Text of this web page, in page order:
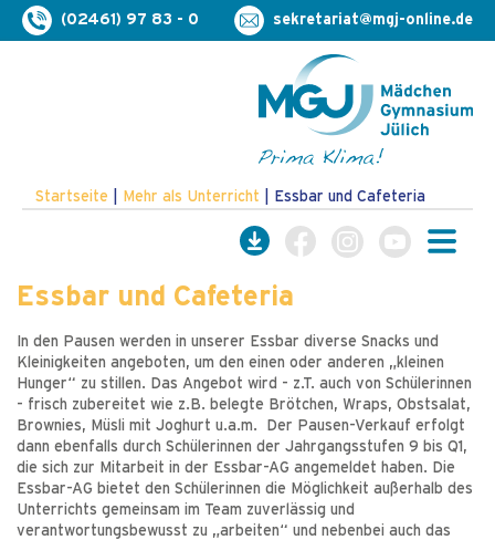
(02461) 97 83 - 0 sekretariat@mgj-online.de
Startseite Mehr als Unterricht Essbar und Cafeteria
Essbar und Cafeteria
In den Pausen werden in unserer Essbar diverse Snacks und
Kleinigkeiten angeboten, um den einen oder anderen „kleinen
Hunger“ zu stillen. Das Angebot wird - z.T. auch von Schülerinnen
- frisch zubereitet wie z.B. belegte Brötchen, Wraps, Obstsalat,
Brownies, Müsli mit Joghurt u.a.m. Der Pausen-Verkauf erfolgt
dann ebenfalls durch Schülerinnen der Jahrgangsstufen 9 bis Q1,
die sich zur Mitarbeit in der Essbar-AG angemeldet haben. Die
Essbar-AG bietet den Schülerinnen die Möglichkeit außerhalb des
Unterrichts gemeinsam im Team zuverlässig und
verantwortungsbewusst zu „arbeiten“ und nebenbei auch das